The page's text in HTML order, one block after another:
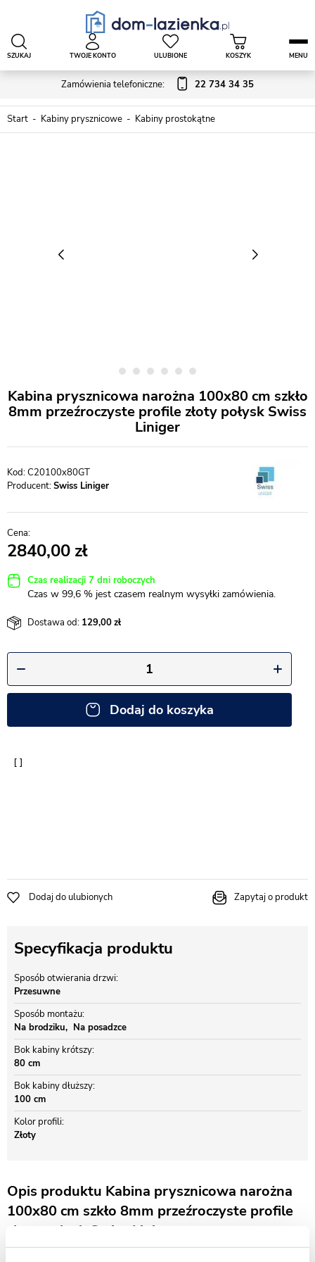
Zamówienia telefoniczne: 22 734 34 35
SZUKAJ TWOJE KONTO ULUBIONE KOSZYK MENU
Start Kabiny prysznicowe Kabiny prostokątne
Kabina prysznicowa narożna 100x80 cm szkło
8mm przeźroczyste profile złoty połysk Swiss
Liniger
C20100x80GT
Producent:Swiss Liniger
2840,00
Czas realizacji 7 dni roboczych
Czas w 99,6 % jest czasem realnym wysyłki zamówienia.
Dostawa od: 129,00
Dodaj do koszyka
Dodaj do ulubionych Zapytaj o produkt
Specyfikacja produktu
Sposób otwierania drzwi
Przesuwne
Sposób montażu
Na brodziku
Na posadzce
Bok kabiny krótszy
80 cm
Bok kabiny dłuższy
100 cm
Kolor profili
Złoty
Opis produktu Kabina prysznicowa narożna
100x80 cm szkło 8mm przeźroczyste profile
złoty połysk Swiss Liniger